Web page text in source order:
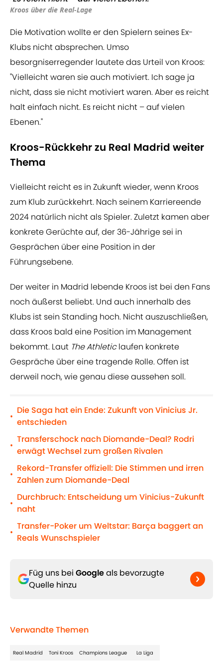
Kroos über die Real-Lage
Die Motivation wollte er den Spielern seines Ex-
Klubs nicht absprechen. Umso
besorgniserregender lautete das Urteil von Kroos:
"Vielleicht waren sie auch motiviert. Ich sage ja
nicht, dass sie nicht motiviert waren. Aber es reicht
halt einfach nicht. Es reicht nicht – auf vielen
Ebenen."
Kroos-Rückkehr zu Real Madrid weiter
Thema
Vielleicht reicht es in Zukunft wieder, wenn Kroos
zum Klub zurückkehrt. Nach seinem Karriereende
2024 natürlich nicht als Spieler. Zuletzt kamen aber
konkrete Gerüchte auf, der 36-Jährige sei in
Gesprächen über eine Position in der
Führungsebene.
Der weiter in Madrid lebende Kroos ist bei den Fans
noch äußerst beliebt. Und auch innerhalb des
Klubs ist sein Standing hoch. Nicht auszuschließen,
dass Kroos bald eine Position im Management
bekommt. Laut The Athleticlaufen konkrete
Gespräche über eine tragende Rolle. Offen ist
derweil noch, wie genau diese aussehen soll.
•
Die Saga hat ein Ende: Zukunft von Vinicius Jr.
entschieden
•
Transferschock nach Diomande-Deal? Rodri
erwägt Wechsel zum großen Rivalen
•
Rekord-Transfer offiziell: Die Stimmen und irren
Zahlen zum Diomande-Deal
•
Durchbruch: Entscheidung um Vinicius-Zukunft
naht
•
Transfer-Poker um Weltstar: Barça baggert an
Reals Wunschspieler
Füg uns bei Googleals bevorzugte
Quelle hinzu
Verwandte Themen
Real Madrid Toni Kroos Champions League La Liga